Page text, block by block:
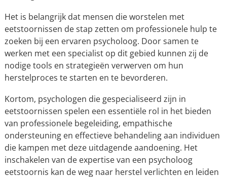
Het is belangrijk dat mensen die worstelen met
eetstoornissen de stap zetten om professionele hulp te
zoeken bij een ervaren psycholoog. Door samen te
werken met een specialist op dit gebied kunnen zij de
nodige tools en strategieën verwerven om hun
herstelproces te starten en te bevorderen.
Kortom, psychologen die gespecialiseerd zijn in
eetstoornissen spelen een essentiële rol in het bieden
van professionele begeleiding, empathische
ondersteuning en effectieve behandeling aan individuen
die kampen met deze uitdagende aandoening. Het
inschakelen van de expertise van een psycholoog
eetstoornis kan de weg naar herstel verlichten en leiden